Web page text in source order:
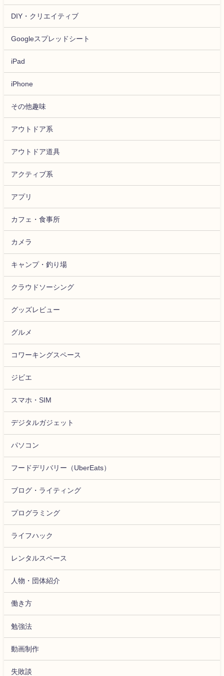
DIY・クリエイティブ
Googleスプレッドシート
iPad
iPhone
その他趣味
アウトドア系
アウトドア道具
アクティブ系
アプリ
カフェ・食事所
カメラ
キャンプ・釣り場
クラウドソーシング
グッズレビュー
グルメ
コワーキングスペース
ジビエ
スマホ・SIM
デジタルガジェット
パソコン
フードデリバリー（UberEats）
ブログ・ライティング
プログラミング
ライフハック
レンタルスペース
人物・団体紹介
働き方
勉強法
動画制作
失敗談